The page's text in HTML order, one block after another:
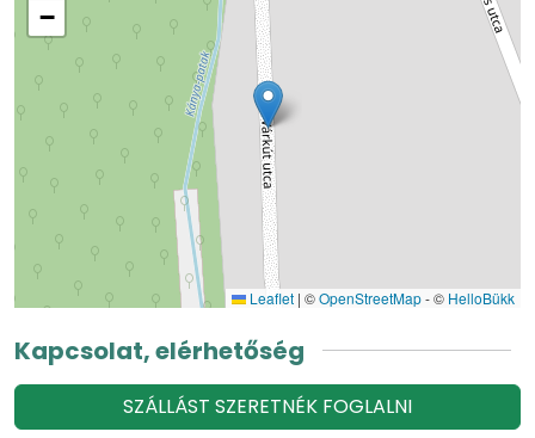
−
Leaflet | ©OpenStreetMap- © HelloBükk
Kapcsolat, elérhetőség
SZÁLLÁST SZERETNÉK FOGLALNI